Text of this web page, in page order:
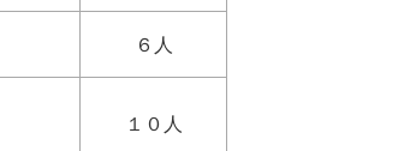
６人
１０人